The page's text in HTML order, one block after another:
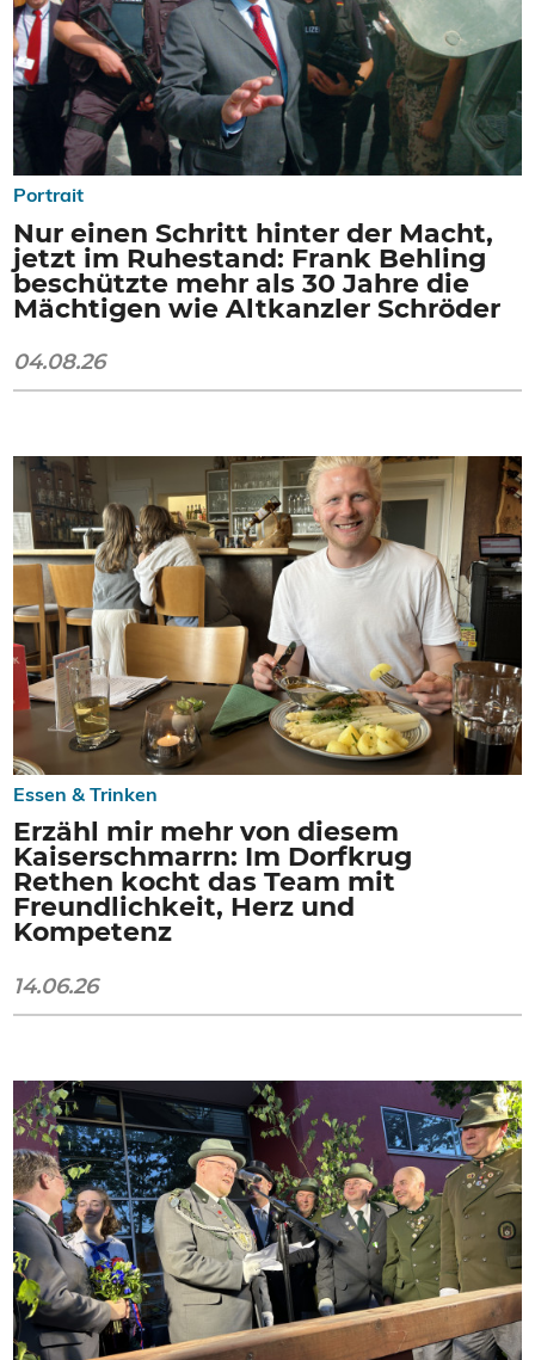
Portrait
Nur einen Schritt hinter der Macht,
jetzt im Ruhestand: Frank Behling
beschützte mehr als 30 Jahre die
Mächtigen wie Altkanzler Schröder
04.08.26
Essen & Trinken
Erzähl mir mehr von diesem
Kaiserschmarrn: Im Dorfkrug
Rethen kocht das Team mit
Freundlichkeit, Herz und
Kompetenz
14.06.26